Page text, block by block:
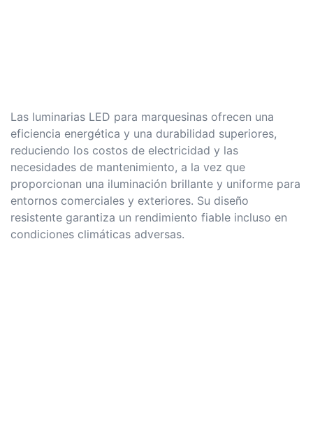
Las luminarias LED para marquesinas ofrecen una
eficiencia energética y una durabilidad superiores,
reduciendo los costos de electricidad y las
necesidades de mantenimiento, a la vez que
proporcionan una iluminación brillante y uniforme para
entornos comerciales y exteriores. Su diseño
resistente garantiza un rendimiento fiable incluso en
condiciones climáticas adversas.